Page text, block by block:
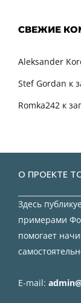
СВЕЖИЕ
Aleksander
Stef Gordan к
Romka242 к
О ПРОЕКТЕ
Здесь
примерами
помогает
E-mail: